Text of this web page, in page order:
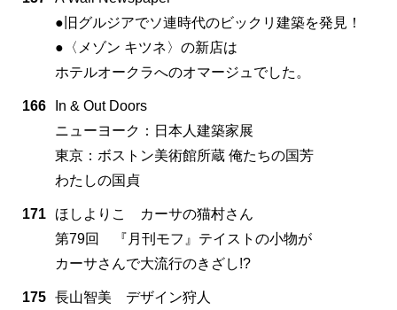
●旧グルジアでソ連時代のビックリ建築を発見！
●〈メゾン キツネ〉の新店は
ホテルオークラへのオマージュでした。
166
In & Out Doors
ニューヨーク：日本人建築家展
東京：ボストン美術館所蔵 俺たちの国芳
わたしの国貞
171
ほしよりこ カーサの猫村さん
第79回 『月刊モフ』テイストの小物が
カーサさんで大流行のきざし!?
175 長山智美 デザイン狩人